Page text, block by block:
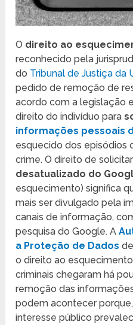
O direito ao
reconhecido pela
do Tribunal de Justiça da
pedido de remoção de
acordo com a legislação
direito do indivíduo para
informações pessoais
esquecido dos episódios
crime. O direito de
desatualizado do
esquecimento) significa
mais ser divulgado pela
canais de informação,
pesquisa do Google. A
a Proteção de Dados
o direito ao
criminais chegaram há
remoção das
podem acontecer
interesse público